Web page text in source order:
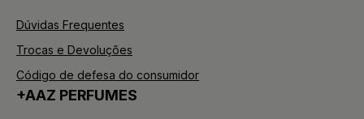
Dúvidas Frequentes
Trocas e Devoluções
Código de defesa do consumidor
+AAZ PERFUMES